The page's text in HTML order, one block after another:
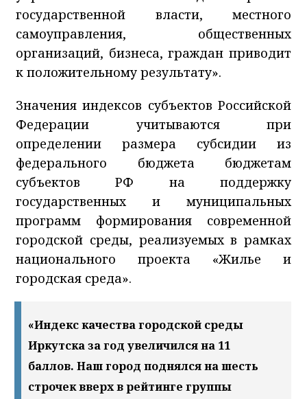
государственной власти, местного
самоуправления, общественных
организаций, бизнеса, граждан приводит
к положительному результату».
Значения индексов субъектов Российской
Федерации учитываются при
определении размера субсидии из
федерального бюджета бюджетам
субъектов РФ на поддержку
государственных и муниципальных
программ формирования современной
городской среды, реализуемых в рамках
национального проекта «Жилье и
городская среда».
«Индекс качества городской среды
Иркутска за год увеличился на 11
баллов. Наш город поднялся на шесть
строчек вверх в рейтинге группы